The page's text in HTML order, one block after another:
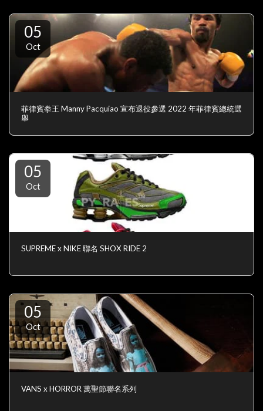
05
Oct
菲律賓拳王 Manny Pacquiao 宣布退役參選 2022 年菲律賓總統選
舉
05
Oct
SUPREME x NIKE 聯名 SHOX RIDE 2
05
Oct
VANS x HORROR 萬聖節聯名系列